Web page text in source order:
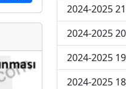
2024-2025
2024-2025
2024-2025
2024-2025